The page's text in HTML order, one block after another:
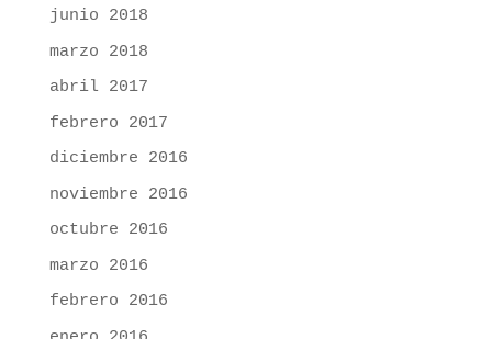
junio 2018
marzo 2018
abril 2017
febrero 2017
diciembre 2016
noviembre 2016
octubre 2016
marzo 2016
febrero 2016